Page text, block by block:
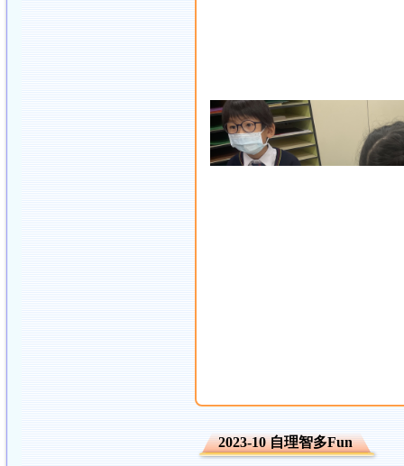
2023-10 自理智多Fun